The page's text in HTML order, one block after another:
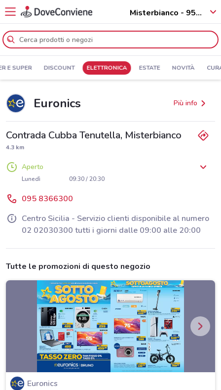
Misterbianco - 95045
E SUPER DISCOUNT ELETTRONICA ESTATE NOVITÀ
Euronics Più info
Contrada Cubba Tenutella, Misterbianco
4.3 km
Aperto
Lunedì 09:30 / 20:30
095 8366300
Centro Sicilia - Servizio clienti disponibile al numero
02 02030300 tutti i giorni dalle 09:00 alle 20:00
Tutte le promozioni di questo negozio
Euronics